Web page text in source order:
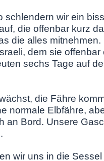
schlendern wir ein
die offenbar kurz
die alles
dem sie
sechs Tage auf
die Fähre
normale Elbfähre,
an Bord. Unsere
wir uns in die